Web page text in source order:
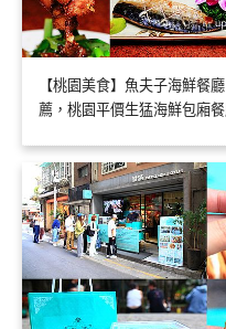
【桃園美食】魚夫子海鮮餐
薦，桃園平價生猛海鮮包廂